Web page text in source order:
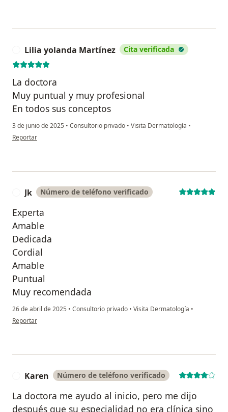
Lilia yolanda Martínez Cita verificada
La doctora
Muy puntual y muy profesional
En todos sus conceptos
3 de junio de 2025 • Consultorio privado • Visita Dermatología •
en opinión del usuario Lilia yolanda Martínez
Reportar
Jk Número de teléfono verificado
Experta
Amable
Dedicada
Cordial
Amable
Puntual
Muy recomendada
26 de abril de 2025 • Consultorio privado • Visita Dermatología •
en opinión del usuario Jk
Reportar
Karen Número de teléfono verificado
La doctora me ayudo al inicio, pero me dijo
después que su especialidad no era clínica sino